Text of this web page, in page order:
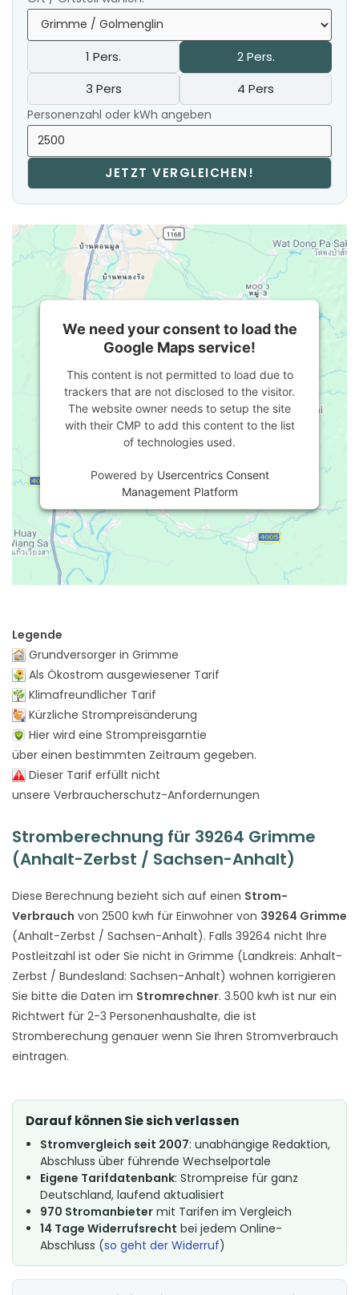
1 Pers.
2 Pers.
3 Pers
4 Pers
Personenzahl oder kWh angeben
JETZT VERGLEICHEN!
We need your consent to load the
Google Maps service!
This content is not permitted to load due to
trackers that are not disclosed to the visitor.
The website owner needs to setup the site
with their CMP to add this content to the list
of technologies used.
Powered by Usercentrics Consent
Management Platform
Legende
Grundversorger in Grimme
Als Ökostrom ausgewiesener Tarif
Klimafreundlicher Tarif
Kürzliche Strompreisänderung
Hier wird eine Strompreisgarntie
über einen bestimmten Zeitraum gegeben.
Dieser Tarif erfüllt nicht
unsere Verbraucherschutz-Anfordernungen
Stromberechnung für 39264 Grimme
(Anhalt-Zerbst / Sachsen-Anhalt)
Diese Berechnung bezieht sich auf einen Strom-
Verbrauch von 2500 kwh für Einwohner von 39264 Grimme
(Anhalt-Zerbst / Sachsen-Anhalt). Falls 39264 nicht Ihre
Postleitzahl ist oder Sie nicht in Grimme (Landkreis: Anhalt-
Zerbst / Bundesland: Sachsen-Anhalt) wohnen korrigieren
Sie bitte die Daten im Stromrechner. 3.500 kwh ist nur ein
Richtwert für 2-3 Personenhaushalte, die ist
Stromberechung genauer wenn Sie Ihren Stromverbrauch
eintragen.
Darauf können Sie sich verlassen
Stromvergleich seit 2007: unabhängige Redaktion,
Abschluss über führende Wechselportale
Eigene Tarifdatenbank: Strompreise für ganz
Deutschland, laufend aktualisiert
970 Stromanbieter mit Tarifen im Vergleich
14 Tage Widerrufsrecht bei jedem Online-
Abschluss (so geht der Widerruf)